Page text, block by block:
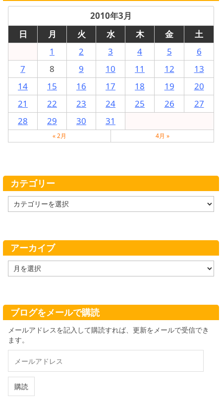
2010年3月
日
月 火 水 木 金
土
1
2 3 4 5
6
7
8 9 10 11 12
13
14
15 16 17 18 19
20
21
22 23 24 25 26
27
28
29 30 31
« 2月 4月 »
カテゴリー
テ
ー
アーカイブ
ー
ブ
ブログをメールで購読
メールアドレスを記入して購読すれば、更新をメールで受信でき
ます。
ル
ド
購読